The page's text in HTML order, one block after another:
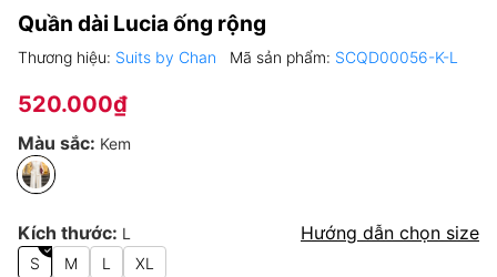
Quần dài Lucia ống rộng
Thương hiệu: Suits by Chan Mã sản phẩm: SCQD00056-K-L
520.000₫
Màu sắc: Kem
Kích thước: L Hướng dẫn chọn size
S M L XL